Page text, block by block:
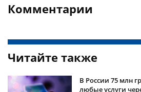
Комментарии
Читайте также
В России 75 млн
любые услуги